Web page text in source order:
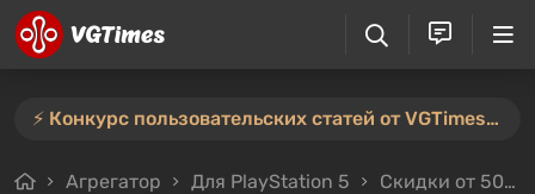
⚡️ Конкурс пользовательских статей от VGTimes продлён — участвуйте тут ⚡️
Агрегатор Для PlayStation 5 Скидки от 50%